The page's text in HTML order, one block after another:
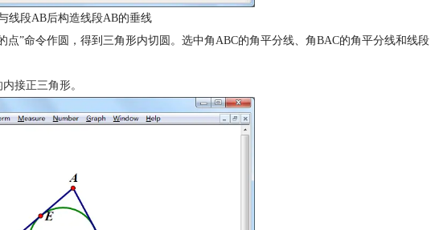
线段AB后构造线段AB的垂线
”命令作圆，得到三角形内切圆。选中角ABC的角平分线、角BAC的角平分线和线段
接正三角形。